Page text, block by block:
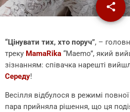
share
email
“Цінувати тих, хто поруч”, –
треку MamaRika “Maemo”, який
зізнанням: співачка нарешті
Середу!
Весілля відбулося в режимі
пара прийняла рішення, що ця